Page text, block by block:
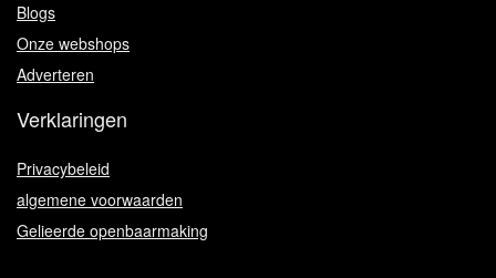
Blogs
Onze webshops
Adverteren
Verklaringen
Privacybeleid
algemene voorwaarden
Gelieerde openbaarmaking